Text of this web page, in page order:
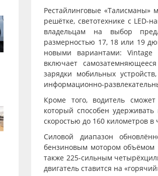
Рестайлинговые «Талисманы»
решётке, светотехнике с
владельцам на выбор
размерностью 17, 18 или 19
новыми вариантами:
включает
зарядки мобильных
информационно-
Кроме того, водитель сможет
который способен
скоростью до 160 километров в
Силовой диапазон
бензиновым мотором объёмом
также 225-сильным
двигатель ставится на